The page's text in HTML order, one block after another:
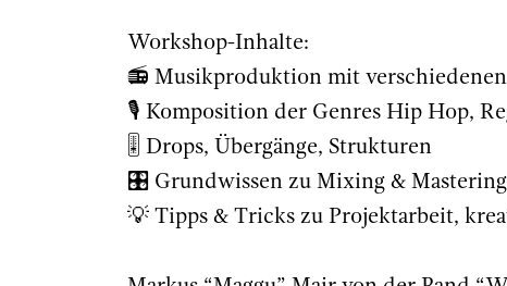
Workshop-Inhalte:
📻 Musikproduktion mit
🎙️ Komposition der Genres Hip Hop,
🎚 Drops, Übergänge, Strukturen
🎛️ Grundwissen zu Mixing & Mastering
💡 Tipps & Tricks zu Projektarbeit,